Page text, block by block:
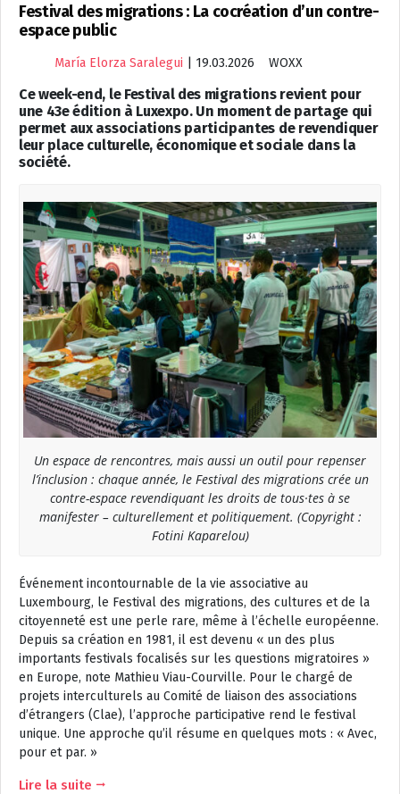
Festival des migrations : La cocréation d’un contre-
espace public
María Elorza Saralegui 19.03.2026 WOXX
Ce week-end, le Festival des migrations revient pour
une 43e édition à Luxexpo. Un moment de partage qui
permet aux associations participantes de revendiquer
leur place culturelle, économique et sociale dans la
société.
Un espace de rencontres, mais aussi un outil pour repenser
l’inclusion : chaque année, le Festival des migrations crée un
contre-espace revendiquant les droits de tous·tes à se
manifester – culturellement et politiquement. (Copyright :
Fotini Kaparelou)
Événement incontournable de la vie associative au
Luxembourg, le Festival des migrations, des cultures et de la
citoyenneté est une perle rare, même à l’échelle européenne.
Depuis sa création en 1981, il est devenu « un des plus
importants festivals focalisés sur les questions migratoires »
en Europe, note Mathieu Viau-Courville. Pour le chargé de
projets interculturels au Comité de liaison des associations
d’étrangers (Clae), l’approche participative rend le festival
unique. Une approche qu’il résume en quelques mots : « Avec,
pour et par. »
Lire la suite